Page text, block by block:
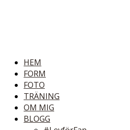
HEM
FORM
FOTO
TRÄNING
OM MIG
BLOGG